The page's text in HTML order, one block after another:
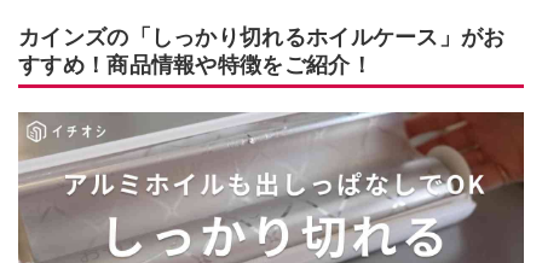
カインズの「しっかり切れるホイルケース」がお
すすめ！商品情報や特徴をご紹介！